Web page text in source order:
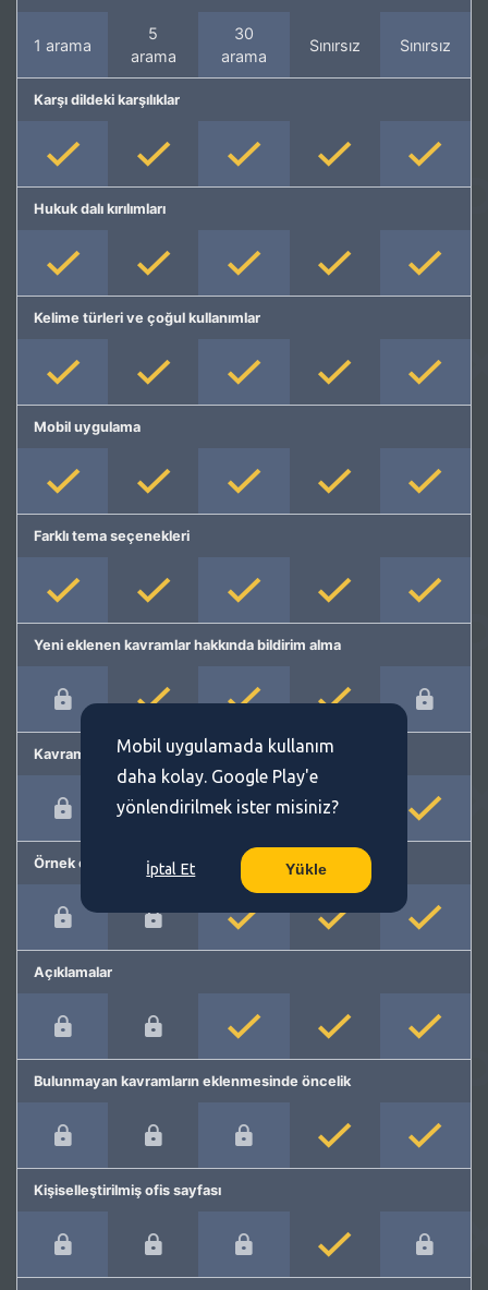
1 arama
5
arama
30
arama
Sınırsız Sınırsız
Karşı dildeki karşılıklar
Hukuk dalı kırılımları
Kelime türleri ve çoğul kullanımlar
Mobil uygulama
Farklı tema seçenekleri
Yeni eklenen kavramlar hakkında bildirim alma
Kavram önerme
Örnek cümleler
Açıklamalar
Bulunmayan kavramların eklenmesinde öncelik
Kişiselleştirilmiş ofis sayfası
Mobil uygulamada kullanım
daha kolay. Google Play'e
yönlendirilmek ister misiniz?
İptal Et Yükle